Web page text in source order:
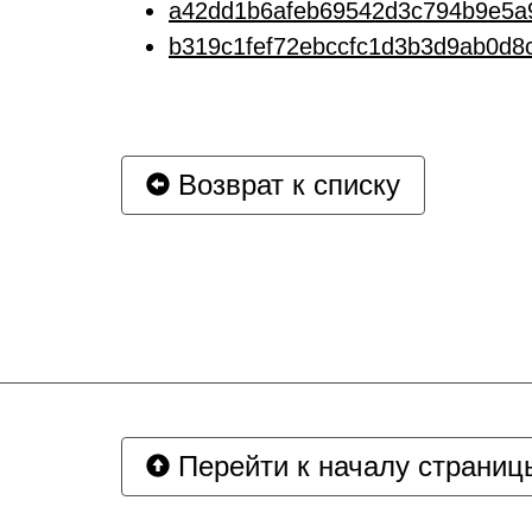
Возврат к списку
Перейти к началу